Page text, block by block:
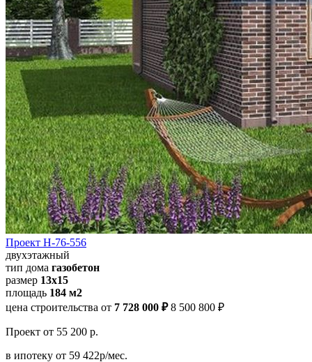
Проект Н-76-556
двухэтажный
тип дома газобетон
размер 13х15
площадь 184 м2
цена строительства от 7 728 000 ₽ 8 500 800 ₽
Проект от 55 200 р.
в ипотеку от 59 422р/мес.